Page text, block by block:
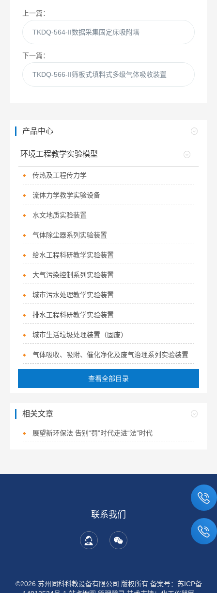
上一篇：
TKDQ-564-II数据采集固定床吸附塔
下一篇：
TKDQ-566-II筛板式填料式多级气体吸收装置
产品中心
环境工程教学实验模型
传热及工程传力学
流体力学教学实验设备
水文地质实验装置
气体除尘器系列实验装置
给水工程科研教学实验装置
大气污染控制系列实验装置
城市污水处理教学实验装置
排水工程科研教学实验装置
城市生活垃圾处理装置（固废）
气体吸收、吸附、催化净化及废气治理系列实验装置
查看全部目录
相关文章
展望新环保法 告别“罚”时代走进“法”时代
联系我们
©2026 苏州同科科教设备有限公司 版权所有 备案号：苏ICP备